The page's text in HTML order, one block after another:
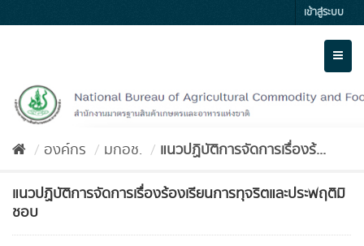
to
เข้าสู่ระบบ
องค์กร มกอช. แนวปฏิบัติการจัดการเรื่องร้...
แนวปฏิบัติการจัดการเรื่องร้องเรียนการทุจริตและประพฤติมิ
ชอบ